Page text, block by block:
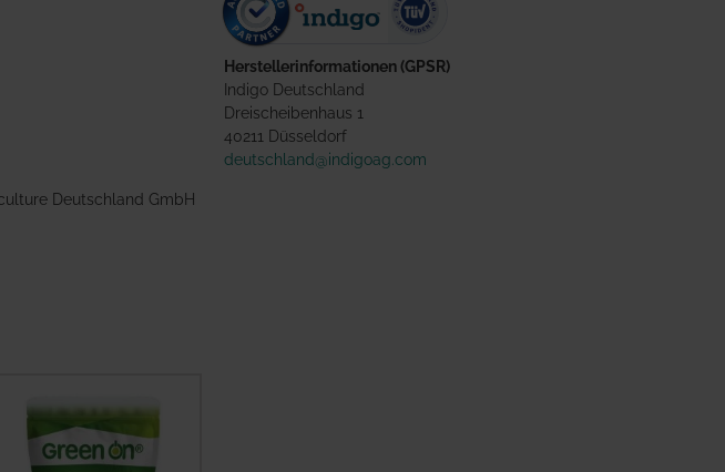
Deutschland GmbH
Herstellerinformationen (GPSR)
Indigo Deutschland
Dreischeibenhaus 1
40211 Düsseldorf
deutschland@indigoag.com